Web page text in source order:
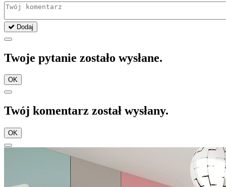
Dodaj
Twoje pytanie zostało wysłane.
OK
Twój komentarz został wysłany.
OK